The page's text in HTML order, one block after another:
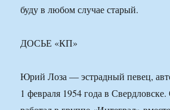
буду в любом случае старый.
ДОСЬЕ «КП»
Юрий Лоза — эстрадный певец,
1 февраля 1954 года в